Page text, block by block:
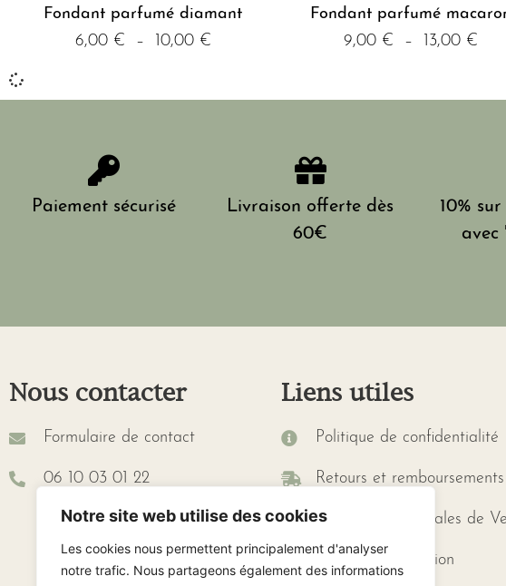
Notre site web utilise des cookies
Les cookies nous permettent principalement d'analyser
notre trafic. Nous partageons également des informations
Fondant parfumé diamant
6,00 € – 10,00 €
Fondant parfumé
9,00 € – 13,00 €
Paiement sécurisé
Livraison offerte dès
60€
10%
avec
Nous contacter
Formulaire de contact
06 10 03 01 22
Liens utiles
Politique de confidentialité
Retours et remboursements
Conditions Générales de
Lien de rétractation